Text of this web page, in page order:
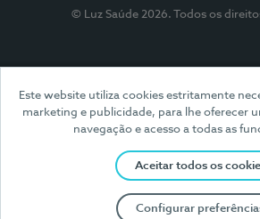
Este website utiliza cookies estritamente
marketing e publicidade, para lhe oferecer
navegação e acesso a todas as
Aceitar todos os
Configurar
© Luz Saúde 2026. Todos os